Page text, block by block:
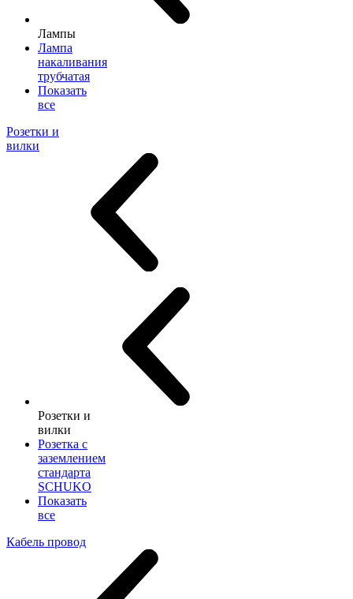
Лампы
Лампа
накаливания
трубчатая
Показать
все
Розетки и
вилки
Розетки и
вилки
Розетка с
заземлением
стандарта
SCHUKO
Показать
все
Кабель провод